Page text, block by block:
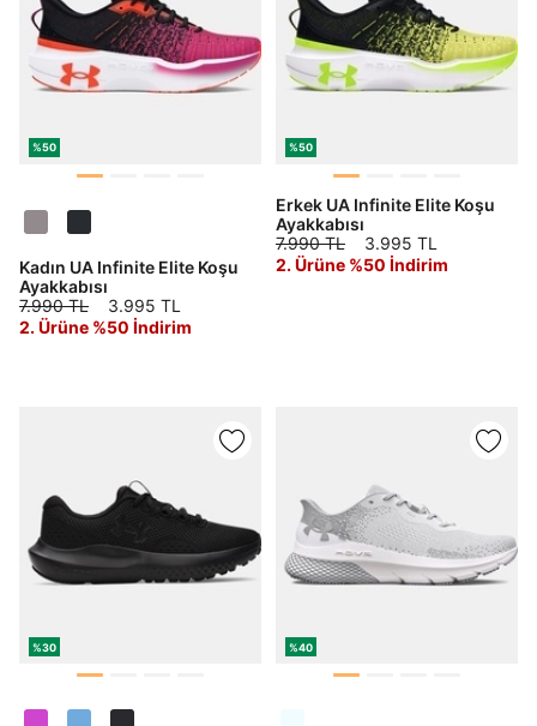
%50
Kadın UA Infinite Elite Koşu
Ayakkabısı
7.990 TL
3.995 TL
2. Ürüne %50 İndirim
%50
Erkek UA Infinite Elite Koşu
Ayakkabısı
7.990 TL
3.995 TL
2. Ürüne %50 İndirim
%30 %40
E-posta
Şifremi Unuttum
Giriş Yap
Telefon Numarası*